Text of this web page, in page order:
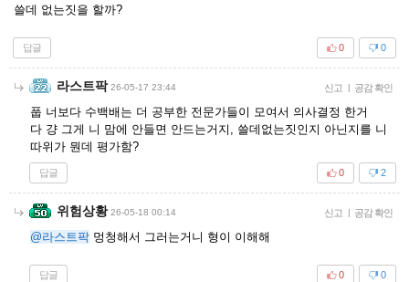
쓸데 없는짓을 할까?
답글 0
0
라스트팍 26-05-17 23:44 신고 | 공감 확인
풉 너보다 수백배는 더 공부한 전문가들이 모여서 의사결정 한거
다 걍 그게 니 맘에 안들면 안드는거지, 쓸데없는짓인지 아닌지를 니
따위가 뭔데 평가함?
답글 2
0
위험상황 26-05-18 00:14 신고 | 공감 확인
@라스트팍 멍청해서 그러는거니 형이 이해해
답글 0
0